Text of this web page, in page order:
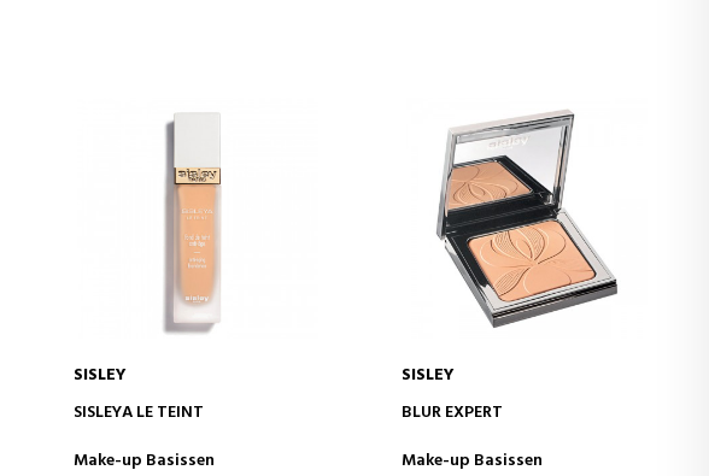
IN WINKELWAGEN
SISLEY
SISLEYA LE TEINT
Make-up Basissen
IN WINKELWAGEN
SISLEY
BLUR EXPERT
Make-up Basissen